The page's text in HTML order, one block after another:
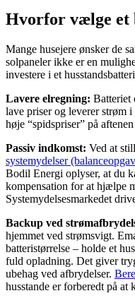
Hvorfor vælge et
Mange husejere ønsker de
solpaneler ikke er en
investere i et
Lavere elregning: Batteriet
lave priser og leverer strøm
høje “spidspriser” på
Passiv indkomst: Ved at
systemydelser
Bodil Energi oplyser, at du
kompensation for at hjælpe
Systemydelsesmarkedet
Backup ved
hjemmet ved strømsvigt.
batteristørrelse – holde et
fuld opladning. Det giver
ubehag ved afbrydelser.
husstande er forberedt på at